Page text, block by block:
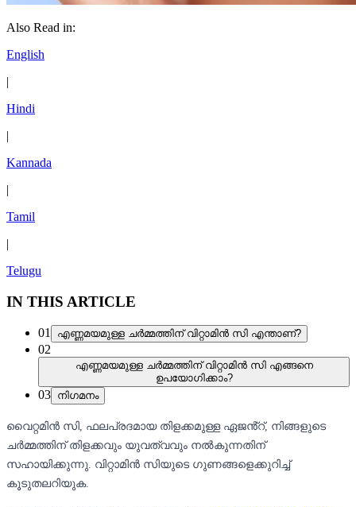
Also Read in:
English
|
Hindi
|
Kannada
|
Tamil
|
Telugu
IN THIS ARTICLE
01 എണ്ണമയമുള്ള ചർമ്മത്തിന് വിറ്റാമിൻ സി എന്താണ്?
02
എണ്ണമയമുള്ള ചർമ്മത്തിന് വിറ്റാമിൻ സി എങ്ങനെ
ഉപയോഗിക്കാം?
03 നിഗമനം
വൈറ്റമിൻ സി, ഫലപ്രദമായ തിളക്കമുള്ള ഏജൻ്റ്, നിങ്ങളുടെ
ചർമ്മത്തിന് തിളക്കവും യുവത്വവും നൽകുന്നതിന്
സഹായിക്കുന്നു. വിറ്റാമിൻ സിയുടെ ഗുണങ്ങളെക്കുറിച്ച്
കൂടുതലറിയുക.